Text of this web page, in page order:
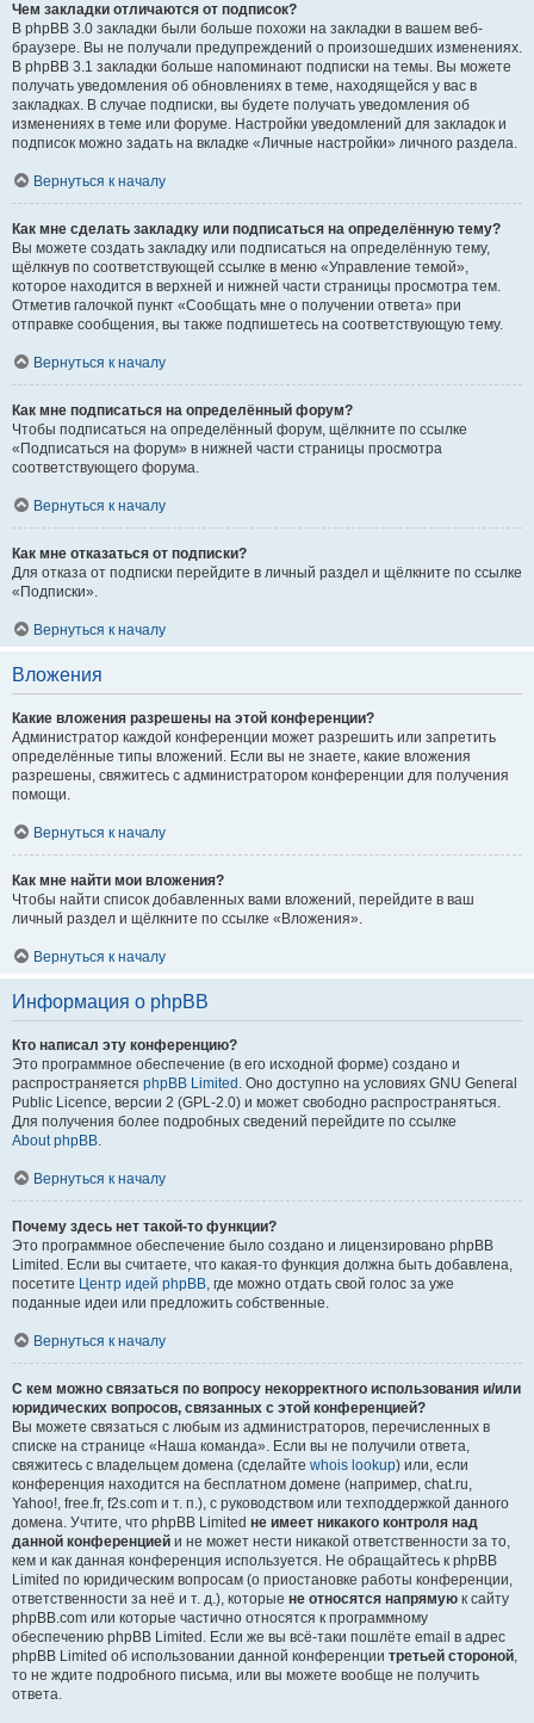
Чем закладки отличаются от подписок?
В phpBB 3.0 закладки были больше похожи на закладки в вашем веб-
браузере. Вы не получали предупреждений о произошедших изменениях.
В phpBB 3.1 закладки больше напоминают подписки на темы. Вы можете
получать уведомления об обновлениях в теме, находящейся у вас в
закладках. В случае подписки, вы будете получать уведомления об
изменениях в теме или форуме. Настройки уведомлений для закладок и
подписок можно задать на вкладке «Личные настройки» личного раздела.
Вернуться к началу
Как мне сделать закладку или подписаться на определённую тему?
Вы можете создать закладку или подписаться на определённую тему,
щёлкнув по соответствующей ссылке в меню «Управление темой»,
которое находится в верхней и нижней части страницы просмотра тем.
Отметив галочкой пункт «Сообщать мне о получении ответа» при
отправке сообщения, вы также подпишетесь на соответствующую тему.
Вернуться к началу
Как мне подписаться на определённый форум?
Чтобы подписаться на определённый форум, щёлкните по ссылке
«Подписаться на форум» в нижней части страницы просмотра
соответствующего форума.
Вернуться к началу
Как мне отказаться от подписки?
Для отказа от подписки перейдите в личный раздел и щёлкните по ссылке
«Подписки».
Вернуться к началу
Вложения
Какие вложения разрешены на этой конференции?
Администратор каждой конференции может разрешить или запретить
определённые типы вложений. Если вы не знаете, какие вложения
разрешены, свяжитесь с администратором конференции для получения
помощи.
Вернуться к началу
Как мне найти мои вложения?
Чтобы найти список добавленных вами вложений, перейдите в ваш
личный раздел и щёлкните по ссылке «Вложения».
Вернуться к началу
Информация о phpBB
Кто написал эту конференцию?
Это программное обеспечение (в его исходной форме) создано и
распространяется phpBB Limited . Оно доступно на условиях GNU General
Public Licence, версии 2 (GPL-2.0) и может свободно распространяться.
Для получения более подробных сведений перейдите по ссылке
About phpBB.
Вернуться к началу
Почему здесь нет такой-то функции?
Это программное обеспечение было создано и лицензировано phpBB
Limited. Если вы считаете, что какая-то функция должна быть добавлена,
посетите Центр идей phpBB, где можно отдать свой голос за уже
поданные идеи или предложить собственные.
Вернуться к началу
С кем можно связаться по вопросу некорректного использования и/или
юридических вопросов, связанных с этой конференцией?
Вы можете связаться с любым из администраторов, перечисленных в
списке на странице «Наша команда». Если вы не получили ответа,
свяжитесь с владельцем домена (сделайте whois lookup) или, если
конференция находится на бесплатном домене (например, chat.ru,
Yahoo!, free.fr, f2s.com и т. п.), с руководством или техподдержкой данного
домена. Учтите, что phpBB Limited не имеет никакого контроля над
данной конференцией и не может нести никакой ответственности за то,
кем и как данная конференция используется. Не обращайтесь к phpBB
Limited по юридическим вопросам (о приостановке работы конференции,
ответственности за неё и т. д.), которые не относятся напрямую к сайту
phpBB.com или которые частично относятся к программному
обеспечению phpBB Limited. Если же вы всё-таки пошлёте email в адрес
phpBB Limited об использовании данной конференции третьей стороной,
то не ждите подробного письма, или вы можете вообще не получить
ответа.